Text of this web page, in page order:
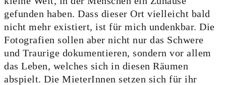
gefunden haben. Dass dieser Ort vielleicht bald
nicht mehr existiert, ist für mich undenkbar. Die
Fotografien sollen aber nicht nur das Schwere
und Traurige dokumentieren, sondern vor allem
das Leben, welches sich in diesen Räumen
abspielt. Die MieterInnen setzen sich für ihr